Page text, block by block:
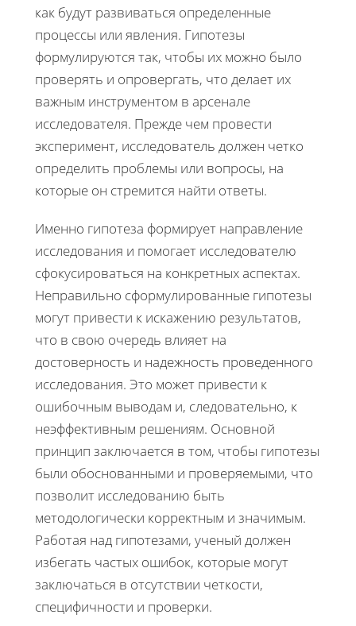
как будут развиваться определенные
процессы или явления. Гипотезы
формулируются так, чтобы их можно было
проверять и опровергать, что делает их
важным инструментом в арсенале
исследователя. Прежде чем провести
эксперимент, исследователь должен четко
определить проблемы или вопросы, на
которые он стремится найти ответы.
Именно гипотеза формирует направление
исследования и помогает исследователю
сфокусироваться на конкретных аспектах.
Неправильно сформулированные гипотезы
могут привести к искажению результатов,
что в свою очередь влияет на
достоверность и надежность проведенного
исследования. Это может привести к
ошибочным выводам и, следовательно, к
неэффективным решениям. Основной
принцип заключается в том, чтобы гипотезы
были обоснованными и проверяемыми, что
позволит исследованию быть
методологически корректным и значимым.
Работая над гипотезами, ученый должен
избегать частых ошибок, которые могут
заключаться в отсутствии четкости,
специфичности и проверки.